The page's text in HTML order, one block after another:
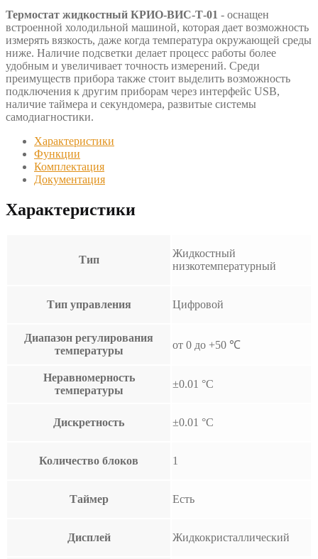
Термостат жидкостный КРИО-ВИС-Т-01 - оснащен
встроенной холодильной машиной, которая дает возможность
измерять вязкость, даже когда температура окружающей среды
ниже. Наличие подсветки делает процесс работы более
удобным и увеличивает точность измерений. Среди
преимуществ прибора также стоит выделить возможность
подключения к другим приборам через интерфейс USB,
наличие таймера и секундомера, развитые системы
самодиагностики.
Характеристики
Функции
Комплектация
Документация
Характеристики
Тип
Жидкостный
низкотемпературный
Тип управления Цифровой
Диапазон регулирования
температуры
от 0 до +50 ℃
Неравномерность
температуры
±0.01 °С
Дискретность ±0.01 °С
Количество блоков 1
Таймер Есть
Дисплей Жидкокристаллический